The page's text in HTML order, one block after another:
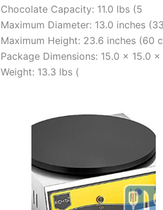
Chocolate Capacity: 11.0 lbs (5
Maximum Diameter: 13.0 inches (33
Maximum Height: 23.6 inches (60
Package Dimensions: 15.0 x 15.0
Weight: 13.3 lbs (